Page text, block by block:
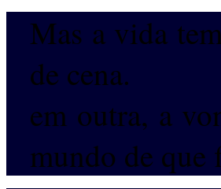
Mas a vida
de cena.
em outra, a
mundo de que